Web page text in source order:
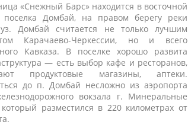
«Снежный Барс» находится в восточной
поселка Домбай, на правом берегу реки
Домбай считается не только лучшим
Карачаево-Черкессии, но и всего
Кавказа. В поселке хорошо развита
— есть выбор кафе и ресторанов,
продуктовые магазины, аптеки.
до п. Домбай несложно из аэропорта
вокзала г. Минеральные
разместился в 220 километрах от